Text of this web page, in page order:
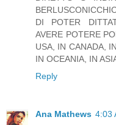
DI POTER
AVERE POTERE
USA, IN CANADA,
IN OCEANIA, IN
Reply
Ana Mathews 4:03